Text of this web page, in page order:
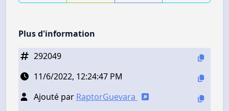
Plus d'information
292049
11/6/2022, 12:24:47 PM
Ajouté par RaptorGuevara